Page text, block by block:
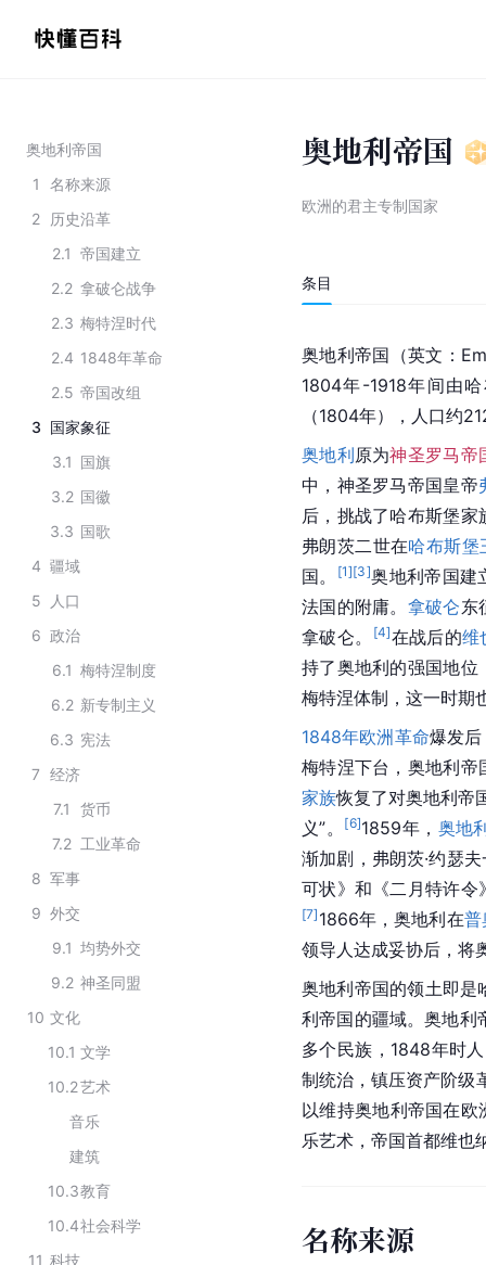
奥地利帝国
1
名称来源
2
历史沿革
2.1 帝国建立
2.2 拿破仑战争
2.3 梅特涅时代
2.4 1848年革命
2.5 帝国改组
3 国家象征
3.1 国旗
3.2 国徽
3.3 国歌
4 疆域
5
人口
6 政治
6.1 梅特涅制度
6.2 新专制主义
6.3 宪法
7 经济
7.1
货币
7.2 工业革命
8 军事
9 外交
9.1 均势外交
9.2 神圣同盟
10 文化
10.1 文学
10.2艺术
音乐
建筑
10.3教育
10.4社会科学
11 科技
奥地利帝国
欧洲的君主专制国家
条目
奥地利帝国（英文：
1804年-1918年间由
（1804年），人口约
奥地利原为神圣罗马帝
中，神圣罗马帝国皇帝
后，挑战了哈布斯堡家
弗朗茨二世在哈布斯堡
国。
[1][3]奥地利帝国建
法国的附庸。 拿破仑东
拿破仑。
[4]在战后的维
持了奥地利的强国地位
梅特涅体制，这一时期
1848年欧洲革命爆发
梅特涅下台，奥地利帝
家族恢复了对奥地利帝
义”。
[6]1859年， 奥地
渐加剧，弗朗茨·约瑟
可状》和《二月特许
[7] 1866年，奥地利在普
领导人达成妥协后，将
奥地利帝国的领土即是
利帝国的疆域。奥地利
多个民族，1848年时
制统治，镇压资产阶级
以维持奥地利帝国在欧
乐艺术，帝国首都维也
名称来源